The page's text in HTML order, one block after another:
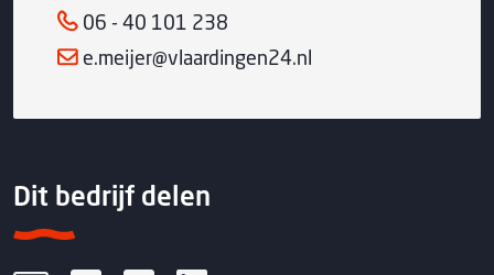
06 - 40 101 238
e.meijer@vlaardingen24.nl
Dit bedrijf delen